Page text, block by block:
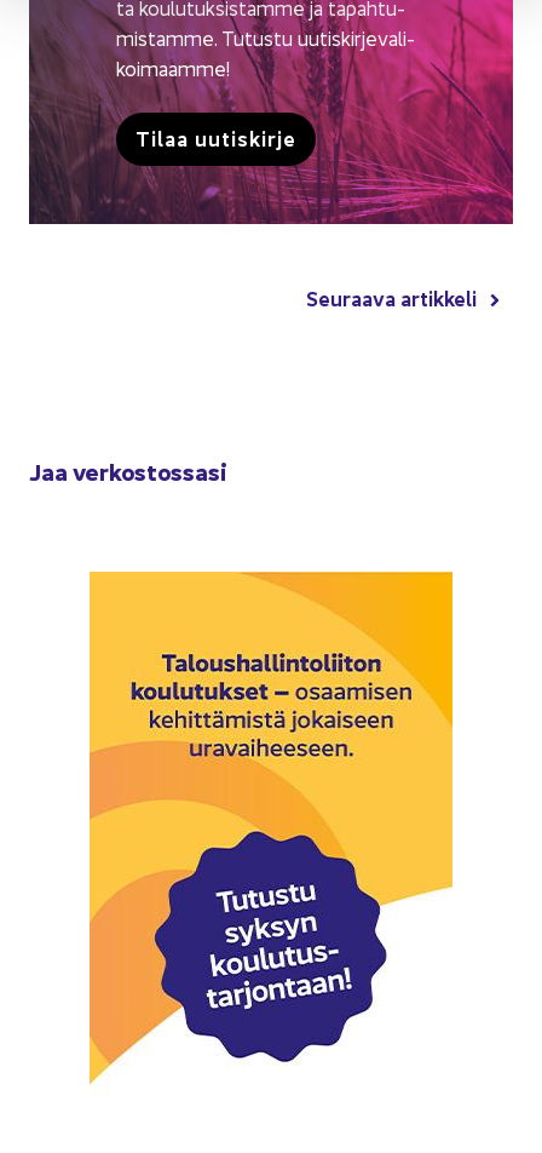
Jaa ver­kos­tos­sa­si
ta kou­lu­tuk­sis­tam­me ja ta­pah­tu­
mis­tam­me. Tu­tus­tu uu­tis­kir­je­va­li­
koi­maam­me!
Tilaa uu­tis­kir­je
Seu­raa­va ar­tik­ke­li